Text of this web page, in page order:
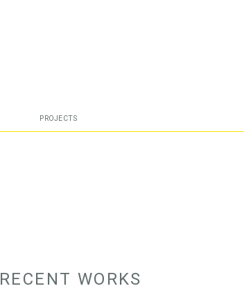
PROJECTS
RECENT WORKS